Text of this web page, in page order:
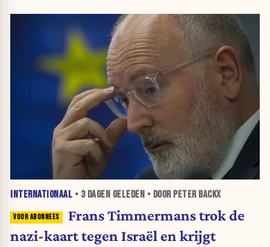
INTERNATIONAAL • 3 DAGEN GELEDEN • DOOR PETER BACKX
Frans Timmermans trok de
nazi-kaart tegen Israël en krijgt